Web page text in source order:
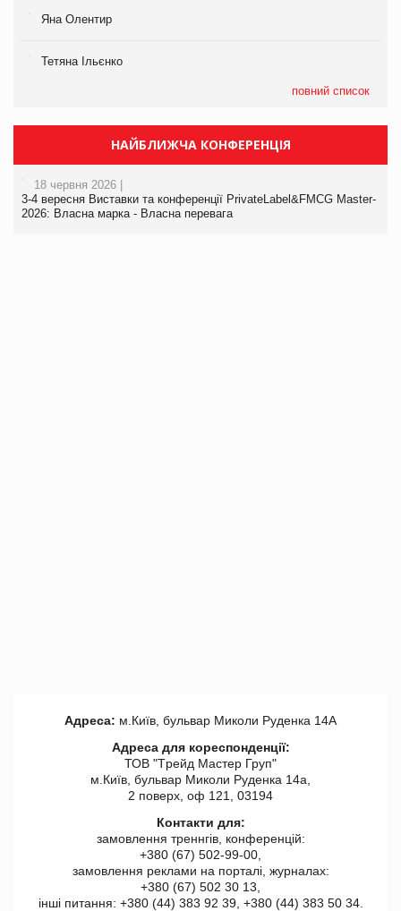
Яна Олентир
Тетяна Ільєнко
повний список
НАЙБЛИЖЧА КОНФЕРЕНЦІЯ
18 червня 2026 |
3-4 вересня Виставки та конференції PrivateLabel&FMCG Master-
2026: Власна марка - Власна перевага
Адреса: м.Київ, бульвар Миколи Руденка 14А
Адреса для кореспонденції:
ТОВ "Tрейд Мастер Груп"
м.Київ, бульвар Миколи Руденка 14а,
2 поверх, оф 121, 03194
Контакти для:
замовлення треннгів, конференцій:
+380 (67) 502-99-00,
замовлення реклами на порталі, журналах:
+380 (67) 502 30 13,
інші питання: +380 (44) 383 92 39, +380 (44) 383 50 34.